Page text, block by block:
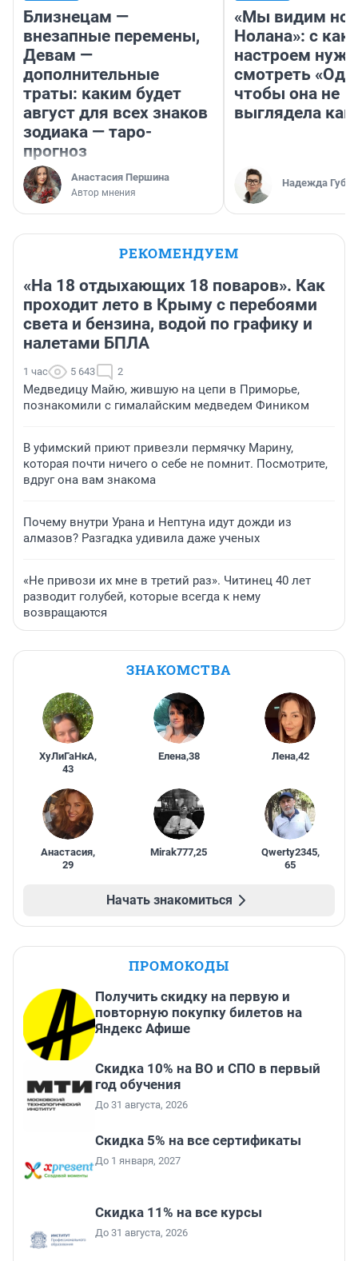
Близнецам —
внезапные перемены,
Девам —
дополнительные
траты: каким будет
август для всех знаков
зодиака — таро-
прогноз
Анастасия Першина
Автор мнения
«Мы видим
Нолана»: с
настроем
смотреть
чтобы она не
выглядела как
Надежда
РЕКОМЕНДУЕМ
«На 18 отдыхающих 18 поваров». Как
проходит лето в Крыму с перебоями
света и бензина, водой по графику и
налетами БПЛА
1 час 5 643 2
Медведицу Майю, жившую на цепи в Приморье,
познакомили с гималайским медведем Фиником
В уфимский приют привезли пермячку Марину,
которая почти ничего о себе не помнит. Посмотрите,
вдруг она вам знакома
Почему внутри Урана и Нептуна идут дожди из
алмазов? Разгадка удивила даже ученых
«Не привози их мне в третий раз». Читинец 40 лет
разводит голубей, которые всегда к нему
возвращаются
ЗНАКОМСТВА
ХуЛиГаНкА,
43
Елена,38 Лена,42
Анастасия,
29
Mirak777,25 Qwerty2345,
65
Начать знакомиться
ПРОМОКОДЫ
Получить скидку на первую и
повторную покупку билетов на
Яндекс Афише
Скидка 10% на ВО и СПО в первый
год обучения
До 31 августа, 2026
Скидка 5% на все сертификаты
До 1 января, 2027
Скидка 11% на все курсы
До 31 августа, 2026